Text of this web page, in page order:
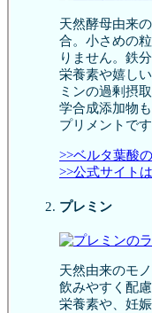
天然酵母由来
合。小さめの
りません。鉄
栄養素や嬉し
ミンの過剰摂
学合成添加物
プリメントです
>>ベルタ葉酸
>>公式サイト
プレミン
天然由来のモ
飲みやすく配
栄養素や、妊